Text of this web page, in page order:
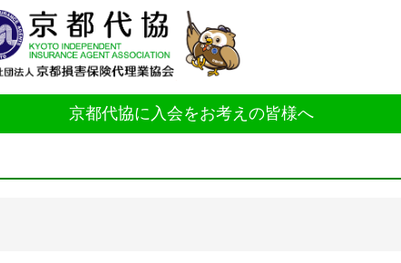
京都代協に入会をお考えの皆様へ